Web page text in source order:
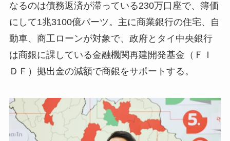
なるのは債務返済が滞っている230万口座で、簿価
にして1兆3100億バーツ。主に商業銀行の住宅、自
動車、商工ローンが対象で、政府とタイ中央銀行
は商銀に課している金融機関再建開発基金（ＦＩ
ＤＦ）拠出金の減額で商銀をサポートする。